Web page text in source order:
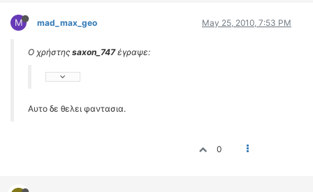
M mad_max_geo May 25, 2010, 7:53 PM
Ο χρήστης saxon_747έγραψε:
Αυτο δε θελει φαντασια.
0